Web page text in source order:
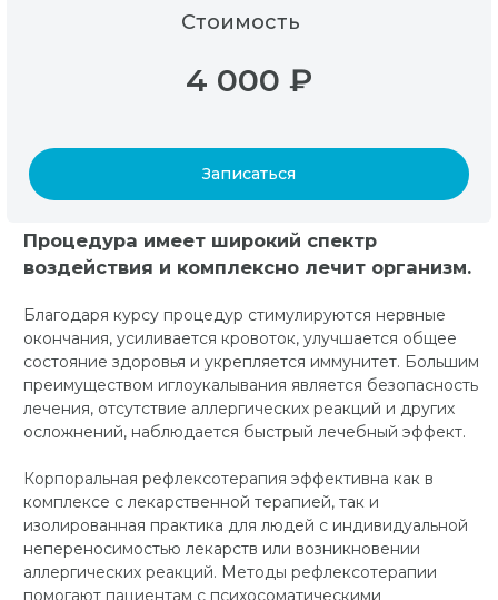
Стоимость
4 000 ₽
Записаться
Процедура имеет широкий спектр
воздействия и комплексно лечит организм.
Благодаря курсу процедур стимулируются нервные
окончания, усиливается кровоток, улучшается общее
состояние здоровья и укрепляется иммунитет. Большим
преимуществом иглоукалывания является безопасность
лечения, отсутствие аллергических реакций и других
осложнений, наблюдается быстрый лечебный эффект.
Корпоральная рефлексотерапия эффективна как в
комплексе с лекарственной терапией, так и
изолированная практика для людей с индивидуальной
непереносимостью лекарств или возникновении
аллергических реакций. Методы рефлексотерапии
помогают пациентам с психосоматическими